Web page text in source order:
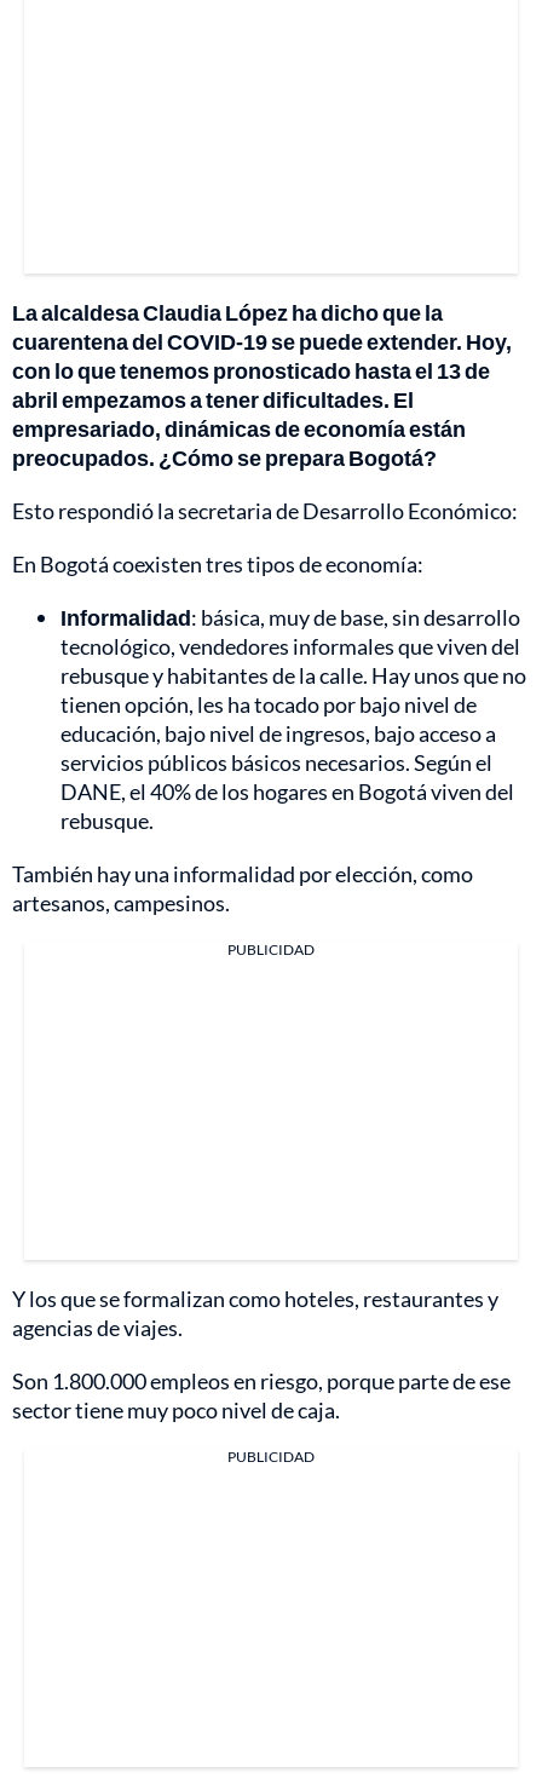
La alcaldesa Claudia López ha dicho que la
cuarentena del COVID-19 se puede extender. Hoy,
con lo que tenemos pronosticado hasta el 13 de
abril empezamos a tener dificultades. El
empresariado, dinámicas de economía están
preocupados. ¿Cómo se prepara Bogotá?
Esto respondió la secretaria de Desarrollo Económico:
En Bogotá coexisten tres tipos de economía:
Informalidad: básica, muy de base, sin desarrollo
tecnológico, vendedores informales que viven del
rebusque y habitantes de la calle. Hay unos que no
tienen opción, les ha tocado por bajo nivel de
educación, bajo nivel de ingresos, bajo acceso a
servicios públicos básicos necesarios. Según el
DANE, el 40% de los hogares en Bogotá viven del
rebusque.
También hay una informalidad por elección, como
artesanos, campesinos.
PUBLICIDAD
Y los que se formalizan como hoteles, restaurantes y
agencias de viajes.
Son 1.800.000 empleos en riesgo, porque parte de ese
sector tiene muy poco nivel de caja.
PUBLICIDAD